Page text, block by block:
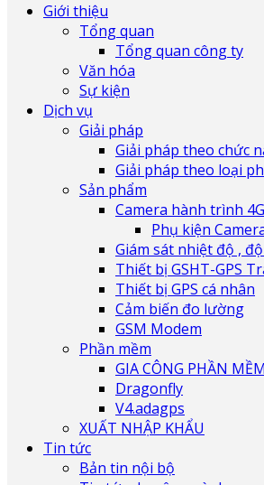
Giới thiệu
Tổng quan
Tổng quan công ty
Văn hóa
Sự kiện
Dịch vụ
Giải pháp
Giải pháp theo chức
Giải pháp theo loại
Sản phẩm
Camera hành trình
Phụ kiện
Giám sát nhiệt độ ,
Thiết bị GSHT-GPS
Thiết bị GPS cá nhân
Cảm biến đo lường
GSM Modem
Phần mềm
GIA CÔNG PHẦN MỀM
Dragonfly
V4.adagps
XUẤT NHẬP KHẨU
Tin tức
Bản tin nội bộ